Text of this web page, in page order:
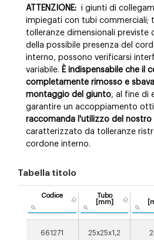
ATTENZIONE: i giunti di
impiegati con tubi commerciali;
tolleranze dimensionali previste
della possibile presenza del
interno, possono verificarsi
variabile. È indispensabile che il
completamente rimosso e
montaggio del giunto, al fine di
garantire un accoppiamento
raccomanda l'utilizzo del nostro
caratterizzato da tolleranze
cordone interno.
Tabella titolo
Codice
Tubo
[mm]
661271 25x25x1,2